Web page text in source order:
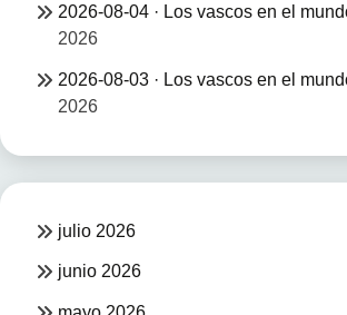
2026-08-04 · Los vascos en el
2026
2026-08-03 · Los vascos en el
2026
julio 2026
junio 2026